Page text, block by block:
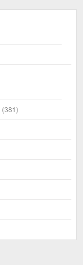
(381)